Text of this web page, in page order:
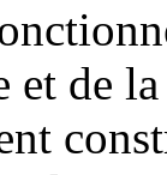
et de